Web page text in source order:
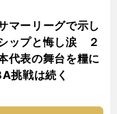
マーリーグで示し
ップと悔し涙 ２
代表の舞台を糧に
挑戦は続く